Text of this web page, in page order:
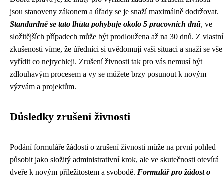
jsou stanoveny zákonem a úřady se je snaží maximálně dodržovat.
Standardně se tato lhůta pohybuje okolo 5 pracovních dnů, ve
složitějších případech může být prodloužena až na 30 dnů. Z vlastní
zkušenosti víme, že úředníci si uvědomují vaši situaci a snaží se vše
vyřídit co nejrychleji. Zrušení živnosti tak pro vás nemusí být
zdlouhavým procesem a vy se můžete brzy posunout k novým
výzvám a projektům.
Důsledky zrušení živnosti
Podání formuláře žádosti o zrušení živnosti může na první pohled
působit jako složitý administrativní krok, ale ve skutečnosti otevírá
dveře k novým příležitostem a svobodě. Formulář pro žádost o